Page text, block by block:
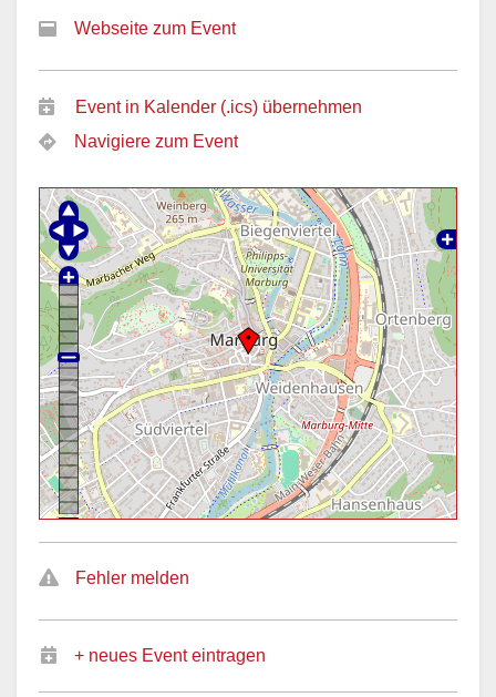
Webseite zum Event
Event in Kalender (.ics) übernehmen
Navigiere zum Event
Fehler melden
+ neues Event eintragen